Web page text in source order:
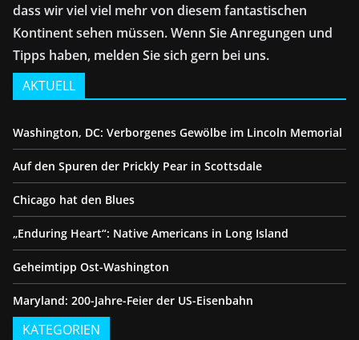
dass wir viel viel mehr von diesem fantastischen
Kontinent sehen müssen. Wenn Sie Anregungen und
Tipps haben, melden Sie sich gern bei uns.
AKTUELL
Washington, DC: Verborgenes Gewölbe im Lincoln Memorial
Auf den Spuren der Prickly Pear in Scottsdale
Chicago hat den Blues
„Enduring Heart“: Native Americans in Long Island
Geheimtipp Ost-Washington
Maryland: 200-Jahre-Feier der US-Eisenbahn
KATEGORIEN